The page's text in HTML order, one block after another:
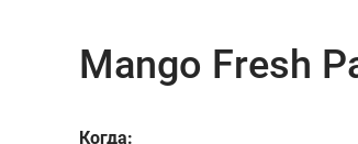
Mango Fresh
Когда: